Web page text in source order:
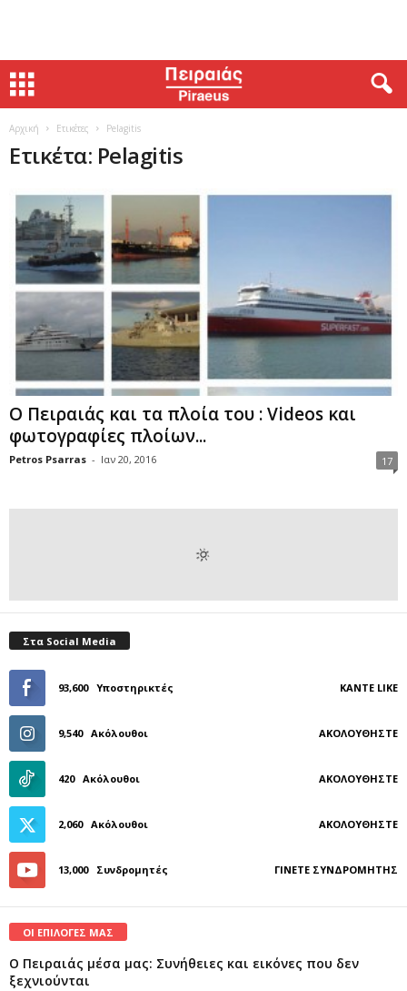
Αρχική Ετικέτες Pelagitis
Ετικέτα: Pelagitis
Ο Πειραιάς και τα πλοία του : Videos και
φωτογραφίες πλοίων...
Petros Psarras - Ιαν 20, 2016 17
Στα Social Media
93,600 Υποστηρικτές ΚΆΝΤΕ LIKE
9,540 Ακόλουθοι ΑΚΟΛΟΥΘΉΣΤΕ
420 Ακόλουθοι ΑΚΟΛΟΥΘΉΣΤΕ
2,060 Ακόλουθοι ΑΚΟΛΟΥΘΉΣΤΕ
13,000 Συνδρομητές ΓΊΝΕΤΕ ΣΥΝΔΡΟΜΗΤΉΣ
ΟΙ ΕΠΙΛΟΓΕΣ ΜΑΣ
Ο Πειραιάς μέσα μας: Συνήθειες και εικόνες που δεν
ξεχνιούνται